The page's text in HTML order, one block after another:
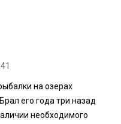
на озерах
его года три назад
необходимого